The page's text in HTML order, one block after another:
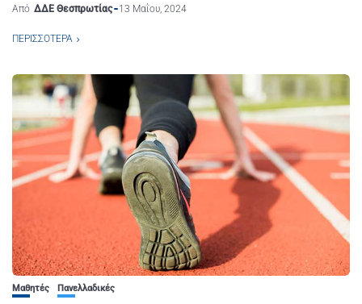
Από ΔΔΕ Θεσπρωτίας 13 Μαΐου, 2024
ΠΕΡΙΣΣΌΤΕΡΑ
Μαθητές Πανελλαδικές